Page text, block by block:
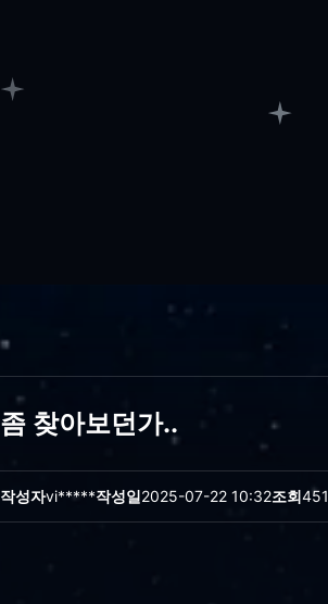
좀 찾아보던가..
작성자vi*****작성일2025-07-22 10:32조회451